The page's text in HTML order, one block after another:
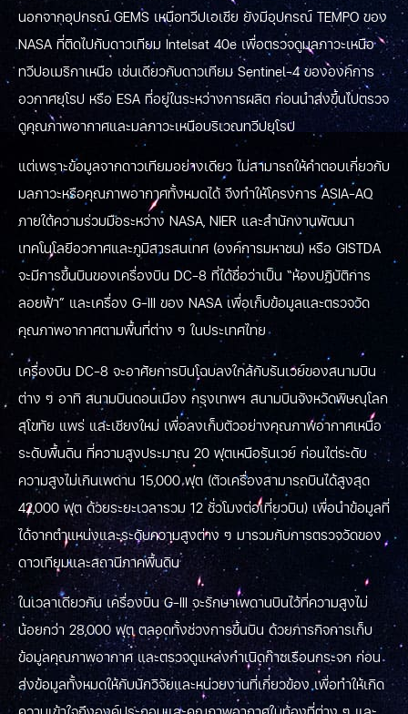
นอกจากอุปกรณ์ GEMS เหนือทวีปเอเชีย ยังมีอุปกรณ์ TEMPO ของ
NASA ที่ติดไปกับดาวเทียม Intelsat 40e เพื่อตรวจดูมลภาวะเหนือ
ทวีปอเมริกาเหนือ เช่นเดียวกับดาวเทียม Sentinel-4 ขององค์การ
อวกาศยุโรป หรือ ESA ที่อยู่ในระหว่างการผลิต ก่อนนำส่งขึ้นไปตรวจ
ดูคุณภาพอากาศและมลภาวะเหนือบริเวณทวีปยุโรป
แต่เพราะข้อมูลจากดาวเทียมอย่างเดียว ไม่สามารถให้คำตอบเกี่ยวกับ
มลภาวะหรือคุณภาพอากาศทั้งหมดได้ จึงทำให้โครงการ ASIA-AQ
ภายใต้ความร่วมมือระหว่าง NASA, NIER และสำนักงานพัฒนา
เทคโนโลยีอวกาศและภูมิสารสนเทศ (องค์การมหาชน) หรือ GISTDA
จะมีการขึ้นบินของเครื่องบิน DC-8 ที่ได้ชื่อว่าเป็น “ห้องปฏิบัติการ
ลอยฟ้า” และเครื่อง G-III ของ NASA เพื่อเก็บข้อมูลและตรวจวัด
คุณภาพอากาศตามพื้นที่ต่าง ๆ ในประเทศไทย
เครื่องบิน DC-8 จะอาศัยการบินโฉบลงใกล้กับรันเวย์ของสนามบิน
ต่าง ๆ อาทิ สนามบินดอนเมือง กรุงเทพฯ สนามบินจังหวัดพิษณุโลก
สุโขทัย แพร่ และเชียงใหม่ เพื่อลงเก็บตัวอย่างคุณภาพอากาศเหนือ
ระดับพื้นดิน ที่ความสูงประมาณ 20 ฟุตเหนือรันเวย์ ก่อนไต่ระดับ
ความสูงไม่เกินเพดาน 15,000 ฟุต (ตัวเครื่องสามารถบินได้สูงสุด
42,000 ฟุต ด้วยระยะเวลารวม 12 ชั่วโมงต่อเที่ยวบิน) เพื่อนำข้อมูลที่
ได้จากตำแหน่งและระดับความสูงต่าง ๆ มารวมกับการตรวจวัดของ
ดาวเทียมและสถานีภาคพื้นดิน
ในเวลาเดียวกัน เครื่องบิน G-III จะรักษาเพดานบินไว้ที่ความสูงไม่
น้อยกว่า 28,000 ฟุต ตลอดทั้งช่วงการขึ้นบิน ด้วยภารกิจการเก็บ
ข้อมูลคุณภาพอากาศ และตรวจดูแหล่งกำเนิดก๊าซเรือนกระจก ก่อน
ส่งข้อมูลทั้งหมดให้กับนักวิจัยและหน่วยงานที่เกี่ยวข้อง เพื่อทำให้เกิด